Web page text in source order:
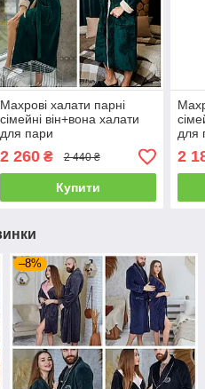
Махрові халати парні
сімейні він+вона халати
для пари
2 260₴ 2 440 ₴
Купити
для
2
–8%